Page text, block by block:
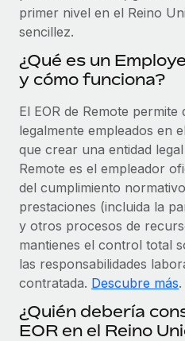
Pregunta a un experto
y cumplimiento normativo.
Comprobaciones de
Simplifica los procesos de
Cumplimiento normativo
Adelántate a los riesgos
normativo.
Gestión de dispositivos
Proporciona dispositivos
en todo el mundo.
Apertura de entidades
Abre entidades conforme
Consulta todos los recursos
BLOG
Nómina global
EOR y PEO
Contractor Management
Impuestos
Explora el blog
BLOG
Novedades de producto
primer nivel en el Reino
sencillez.
¿Qué es un
y cómo funciona?
El EOR de Remote
legalmente empleados en
que crear una entidad
Remote es el empleador
del cumplimiento
prestaciones (incluida la
y otros procesos de
mantienes el control total
las responsabilidades
contratada. Descubre más.
¿Quién debería
EOR en el Reino